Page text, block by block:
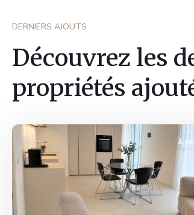
DERNIERS AJOUTS
Découvrez les
propriétés
Fribourg,
À